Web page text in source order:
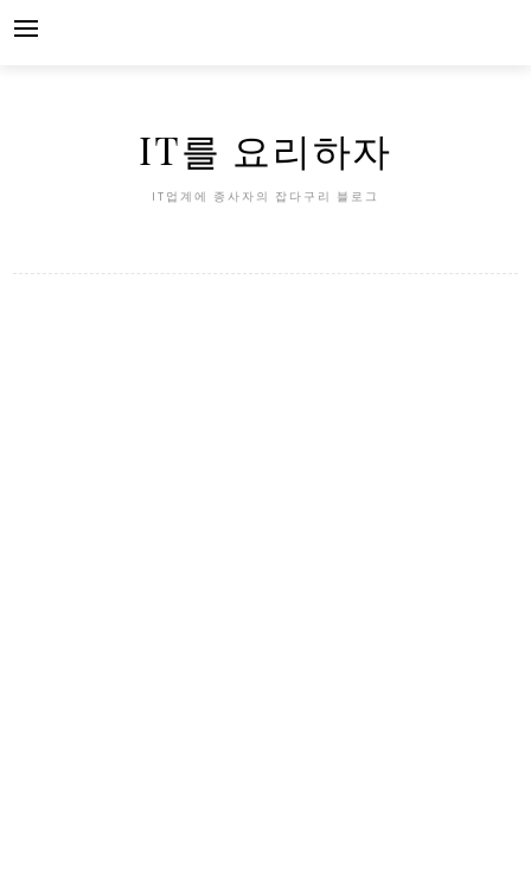
IT를 요리하자
IT업계에 종사자의 잡다구리 블로그